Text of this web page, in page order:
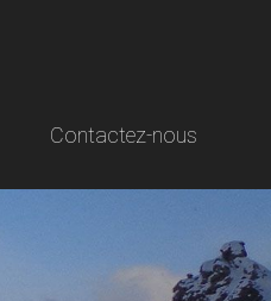
Contactez-nous